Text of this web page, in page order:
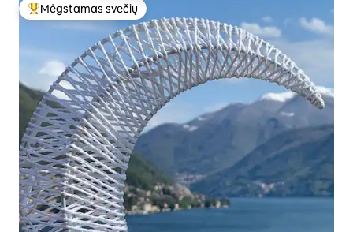
Svečių mėgstamiausias
Mėgstamas svečių